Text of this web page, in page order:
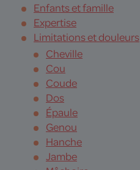
Enfants et famille
Expertise
Limitations et douleurs
Cheville
Cou
Coude
Dos
Épaule
Genou
Hanche
Jambe